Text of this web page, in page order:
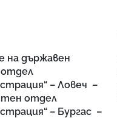
на държавен
– Ловеч –
отдел
– Бургас –